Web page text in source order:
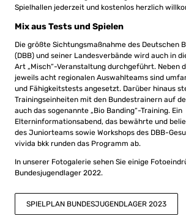
Spielhallen jederzeit und kostenlos herzlich
Mix aus Tests und Spielen
Die größte Sichtungsmaßnahme des Deutschen
(DBB) und seiner Landesverbände wird auch in
Art „Misch“-Veranstaltung durchgeführt. Neben
jeweils acht regionalen Auswahlteams sind
und Fähigkeitstests angesetzt. Darüber hinaus
Trainingseinheiten mit den Bundestrainern auf
auch das sogenannte „Bio Banding“-Training. Ein
Elterninformationsabend, das bewährte und
des Juniorteams sowie Workshops des DBB-
vivida bkk runden das Programm ab.
In unserer Fotogalerie sehen Sie einige
Bundesjugendlager 2022.
SPIELPLAN BUNDESJUGENDLAGER 2023